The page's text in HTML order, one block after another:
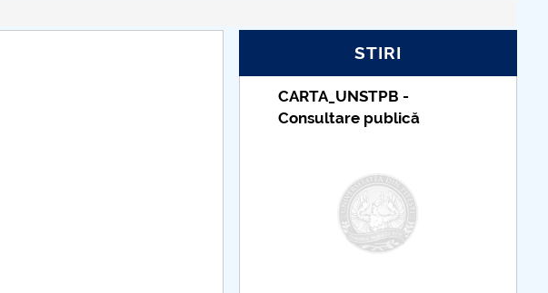
STIRI
Taxe de școlarizare
indexate – Centrul